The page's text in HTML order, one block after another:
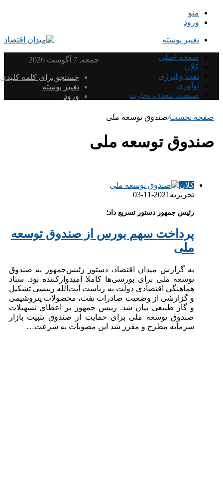
منو
ورود
تغییر پوسته
صفحه اصلی
کلان
نفت و انرژی
نوآوری
صنعت، معدن، تجارت
جمعه, 7 آگوست 2026
جستجو برای کلمه کلیدی
تغییر پوسته
ورود
صفحه نخست/صندوق توسعه ملی
صندوق توسعه ملی
کلان
تحریریه 2021-11-03
رئیس جمهور دستور تسریع داد؛
پرداخت سهم بورس از صندوق توسعه
ملی
به گزارش میدان اقتصاد، دستور رئیس‌جمهور به صندوق
توسعه ملی برای بورسی‌ها کاملا امیدوارکننده بود. ستاد
هماهنگی اقتصادی دولت به ریاست آیت‌الله رییسی تشکیل
و گزارشی از وضعیت صادرات نفت، محصولات پتروشیمی
و گاز طبیعی بیان شد. رییس جمهور بر اعطای تسهیلات
صندوق توسعه ملی برای حمایت از صندوق تثبیت بازار
سرمایه مطرح و مقرر شد این مصوبات به سرعت…